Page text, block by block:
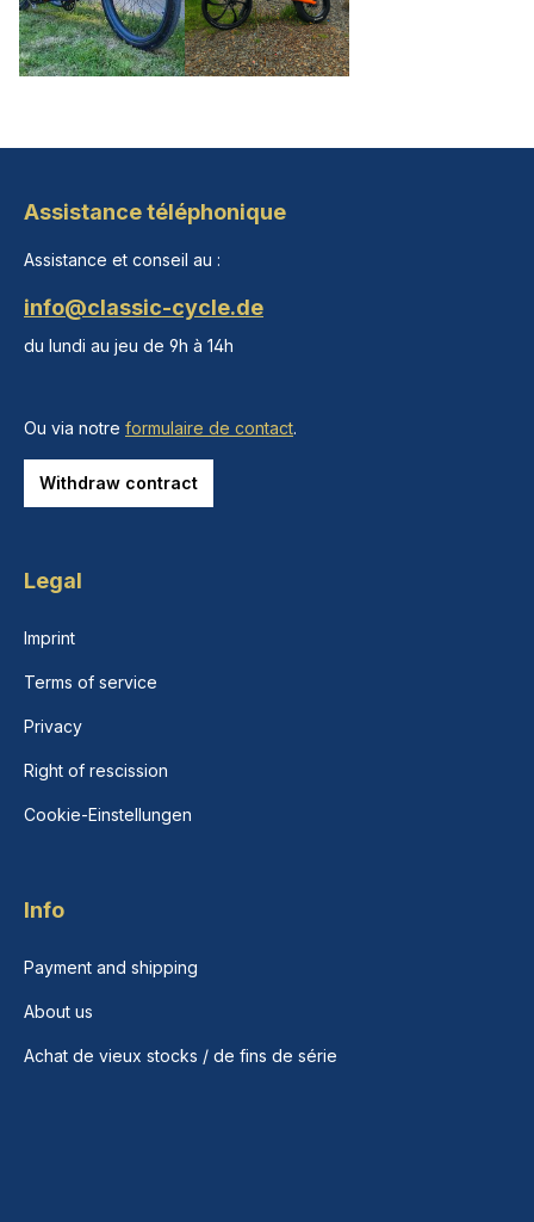
Assistance téléphonique
Assistance et conseil au :
info@classic-cycle.de
du lundi au jeu de 9h à 14h
Ou via notre formulaire de contact.
Withdraw contract
Legal
Imprint
Terms of service
Privacy
Right of rescission
Cookie-Einstellungen
Info
Payment and shipping
About us
Achat de vieux stocks / de fins de série